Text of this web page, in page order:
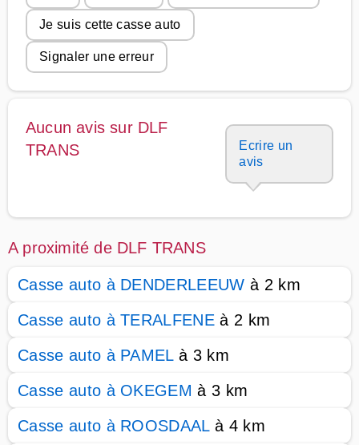
Je suis cette casse auto
Signaler une erreur
Aucun avis sur DLF
TRANS
Ecrire un
avis
A proximité de DLF TRANS
Casse auto à DENDERLEEUW à 2 km
Casse auto à TERALFENE à 2 km
Casse auto à PAMELà 3 km
Casse auto à OKEGEM à 3 km
Casse auto à ROOSDAALà 4 km